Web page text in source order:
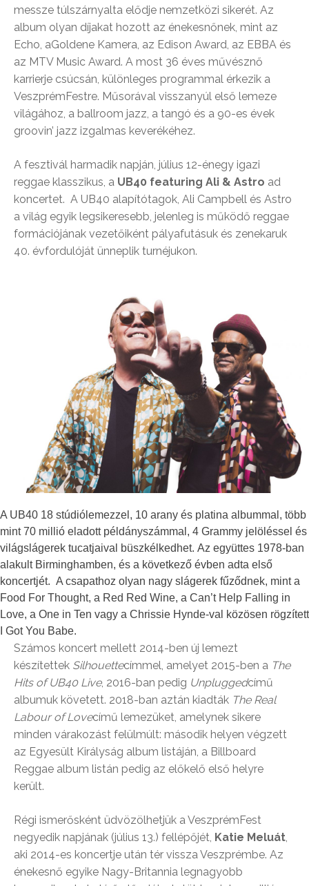
messze túlszárnyalta elődje nemzetközi sikerét. Az
album olyan díjakat hozott az énekesnőnek, mint az
Echo, aGoldene Kamera, az Edison Award, az EBBA és
az MTV Music Award. A most 36 éves művésznő
karrierje csúcsán, különleges programmal érkezik a
VeszprémFestre. Műsorával visszanyúl első lemeze
világához, a ballroom jazz, a tangó és a 90-es évek
groovin’ jazz izgalmas keverékéhez.
A fesztivál harmadik napján, július 12-énegy igazi
reggae klasszikus, a UB40 featuring Ali & Astro ad
koncertet. A UB40 alapítótagok, Ali Campbell és Astro
a világ egyik legsikeresebb, jelenleg is működő reggae
formációjának vezetőiként pályafutásuk és zenekaruk
40. évfordulóját ünneplik turnéjukon.
A UB40 18 stúdiólemezzel, 10 arany és platina albummal, több
mint 70 millió eladott példányszámmal, 4 Grammy jelöléssel és
világslágerek tucatjaival büszkélkedhet. Az együttes 1978-ban
alakult Birminghamben, és a következő évben adta első
koncertjét. A csapathoz olyan nagy slágerek fűződnek, mint a
Food For Thought, a Red Red Wine, a Can’t Help Falling in
Love, a One in Ten vagy a Chrissie Hynde-val közösen rögzített
I Got You Babe.
Számos koncert mellett 2014-ben új lemezt
készítettek Silhouettecímmel, amelyet 2015-ben a The
Hits of UB40 Live, 2016-ban pedig Unpluggedcímű
albumuk követett. 2018-ban aztán kiadták The Real
Labour of Lovecímű lemezüket, amelynek sikere
minden várakozást felülmúlt: második helyen végzett
az Egyesült Királyság album listáján, a Billboard
Reggae album listán pedig az előkelő első helyre
került.
Régi ismerősként üdvözölhetjük a VeszprémFest
negyedik napjának (július 13.) fellépőjét, Katie Meluát,
aki 2014-es koncertje után tér vissza Veszprémbe. Az
énekesnő egyike Nagy-Britannia legnagyobb